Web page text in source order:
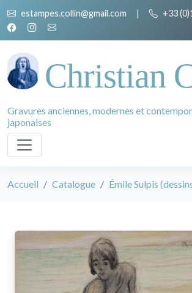
estampes.collin@gmail.com | +33
Christian
Gravures anciennes, modernes et
japonaises
Accueil Catalogue Émile Sulpis